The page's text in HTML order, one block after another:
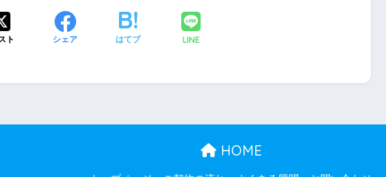
ト シェア はてブ LINE
HOME